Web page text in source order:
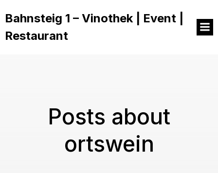
Bahnsteig 1 – Vinothek | Event |
Restaurant
Posts about
ortswein